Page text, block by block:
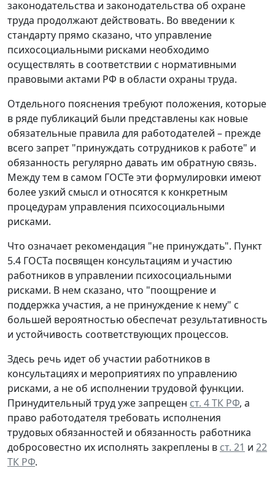
законодательства и законодательства об охране
труда продолжают действовать. Во введении к
стандарту прямо сказано, что управление
психосоциальными рисками необходимо
осуществлять в соответствии с нормативными
правовыми актами РФ в области охраны труда.
Отдельного пояснения требуют положения, которые
в ряде публикаций были представлены как новые
обязательные правила для работодателей – прежде
всего запрет "принуждать сотрудников к работе" и
обязанность регулярно давать им обратную связь.
Между тем в самом ГОСТе эти формулировки имеют
более узкий смысл и относятся к конкретным
процедурам управления психосоциальными
рисками.
Что означает рекомендация "не принуждать". Пункт
5.4 ГОСТа посвящен консультациям и участию
работников в управлении психосоциальными
рисками. В нем сказано, что "поощрение и
поддержка участия, а не принуждение к нему" с
большей вероятностью обеспечат результативность
и устойчивость соответствующих процессов.
Здесь речь идет об участии работников в
консультациях и мероприятиях по управлению
рисками, а не об исполнении трудовой функции.
Принудительный труд уже запрещен ст. 4 ТК РФ, а
право работодателя требовать исполнения
трудовых обязанностей и обязанность работника
добросовестно их исполнять закреплены в ст. 21 и 22
ТК РФ.